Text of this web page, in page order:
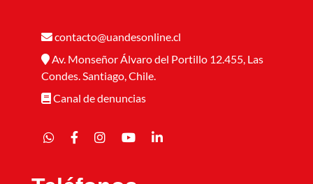
contacto@uandesonline.cl
Av. Monseñor Álvaro del Portillo 12.455, Las
Condes. Santiago, Chile.
Canal de denuncias